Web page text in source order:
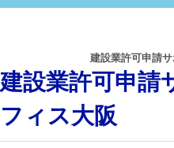
建設業許可申請
建設業許可申請
フィス大阪